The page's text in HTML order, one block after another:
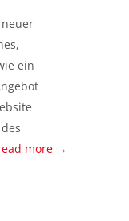
ein
more →